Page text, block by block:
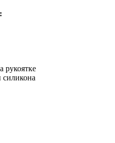
рукоятке